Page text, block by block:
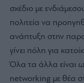
σχέδιο με
πολιτεία να
ανάπτυξη στην
γίνει πόλη για
Όλα τα άλλα είναι
networking με θέα